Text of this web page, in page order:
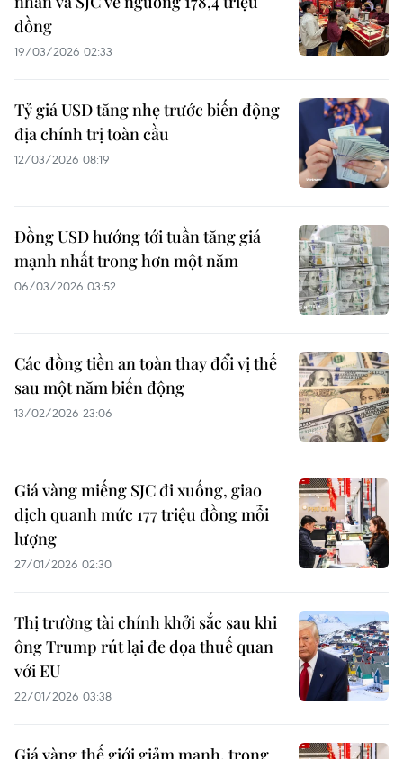
đồng
19/03/2026 02:33
Tỷ giá USD tăng nhẹ trước biến động
địa chính trị toàn cầu
12/03/2026 08:19
Đồng USD hướng tới tuần tăng giá
mạnh nhất trong hơn một năm
06/03/2026 03:52
Các đồng tiền an toàn thay đổi vị thế
sau một năm biến động
13/02/2026 23:06
Giá vàng miếng SJC đi xuống, giao
dịch quanh mức 177 triệu đồng mỗi
lượng
27/01/2026 02:30
Thị trường tài chính khởi sắc sau khi
ông Trump rút lại đe dọa thuế quan
với EU
22/01/2026 03:38
Giá vàng thế giới giảm mạnh, trong